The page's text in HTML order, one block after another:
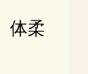
柔